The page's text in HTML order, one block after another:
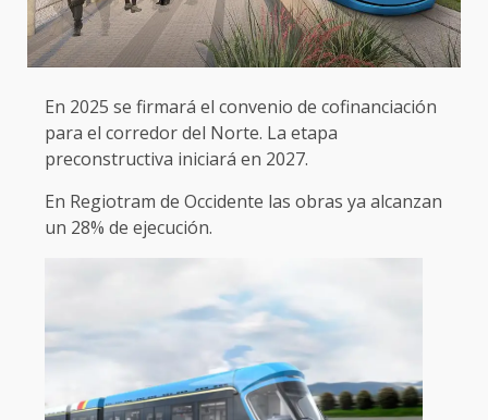
En 2025 se firmará el convenio de cofinanciación
para el corredor del Norte. La etapa
preconstructiva iniciará en 2027.
En Regiotram de Occidente las obras ya alcanzan
un 28% de ejecución.